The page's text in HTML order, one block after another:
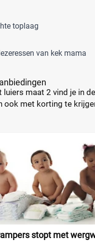
toplaag
van kek mama
maat 2 vind je in
ook met korting te
stopt met